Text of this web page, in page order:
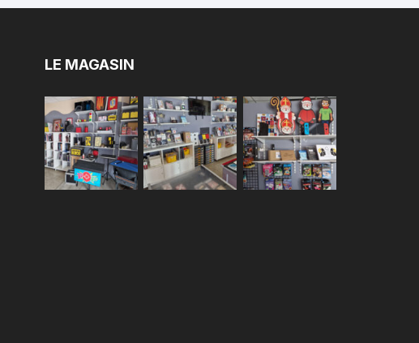
LE MAGASIN